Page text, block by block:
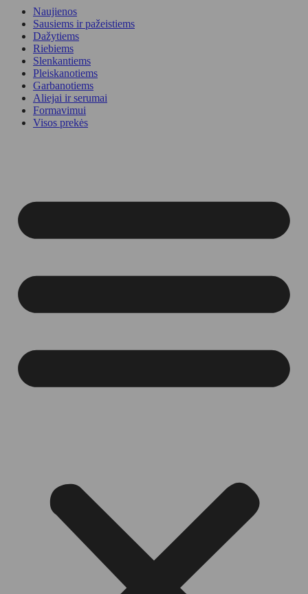
Naujienos
Sausiems ir pažeistiems
Dažytiems
Riebiems
Slenkantiems
Pleiskanotiems
Garbanotiems
Aliejai ir serumai
Formavimui
Visos prekės